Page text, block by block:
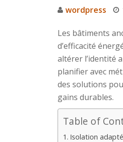
wordpress
Les bâtiments
d’efficacité
altérer l’identité
planifier avec
des solutions
gains durables.
Table of
Isolation